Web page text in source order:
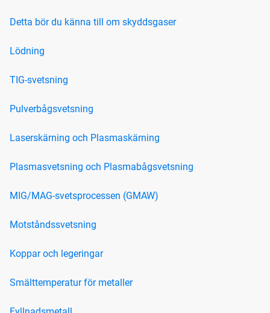
Detta bör du känna till om skyddsgaser
Lödning
TIG-svetsning
Pulverbågsvetsning
Laserskärning och Plasmaskärning
Plasmasvetsning och Plasmabågsvetsning
MIG/MAG-svetsprocessen (GMAW)
Motståndssvetsning
Koppar och legeringar
Smälttemperatur för metaller